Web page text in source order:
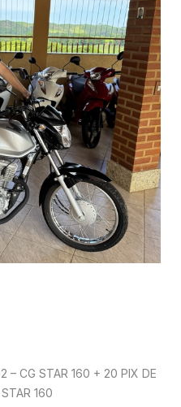
– CG STAR 160 + 20 PIX DE
160